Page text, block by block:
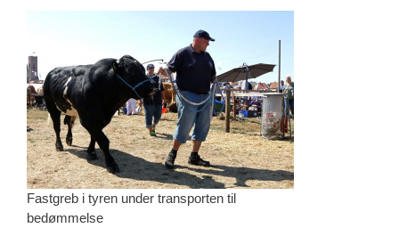
Fastgreb i tyren under transporten til
bedømmelse